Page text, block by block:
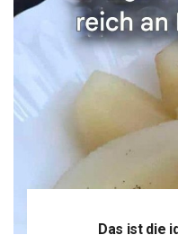
Das ist die